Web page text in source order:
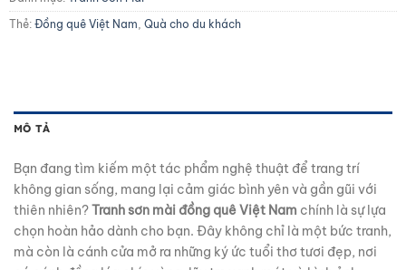
Thẻ: Đồng quê Việt Nam, Quà cho du khách
MÔ TẢ
Bạn đang tìm kiếm một tác phẩm nghệ thuật để trang trí
không gian sống, mang lại cảm giác bình yên và gần gũi với
thiên nhiên?Tranh sơn mài đồng quê Việt Nam chính là sự lựa
chọn hoàn hảo dành cho bạn. Đây không chỉ là một bức tranh,
mà còn là cánh cửa mở ra những ký ức tuổi thơ tươi đẹp, nơi